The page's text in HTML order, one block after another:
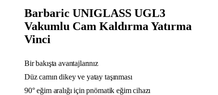
Barbaric UNIGLASS UGL3
Vakumlu Cam Kaldırma Yatırma
Vinci
Bir bakışta avantajlarınız
Düz camın dikey ve yatay taşınması
90° eğim aralığı için pnömatik eğim cihazı